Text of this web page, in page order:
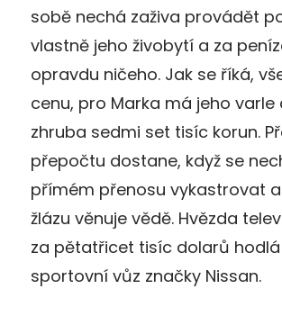
sobě nechá zaživa provádět
vlastně jeho živobytí a za
opravdu ničeho. Jak se říká,
cenu, pro Marka má jeho varle
zhruba sedmi set tisíc korun.
přepočtu dostane, když se
přímém přenosu vykastrovat
žlázu věnuje vědě. Hvězda
za pětatřicet tisíc dolarů
sportovní vůz značky Nissan.